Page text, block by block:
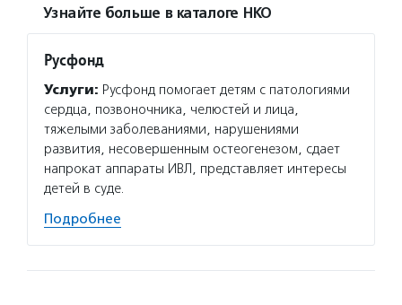
Узнайте больше в каталоге НКО
Русфонд
Услуги: Русфонд помогает детям с патологиями
сердца, позвоночника, челюстей и лица,
тяжелыми заболеваниями, нарушениями
развития, несовершенным остеогенезом, сдает
напрокат аппараты ИВЛ, представляет интересы
детей в суде.
Подробнее